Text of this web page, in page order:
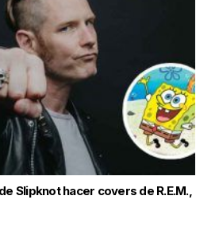
Slipknot hacer covers de R.E.M.,